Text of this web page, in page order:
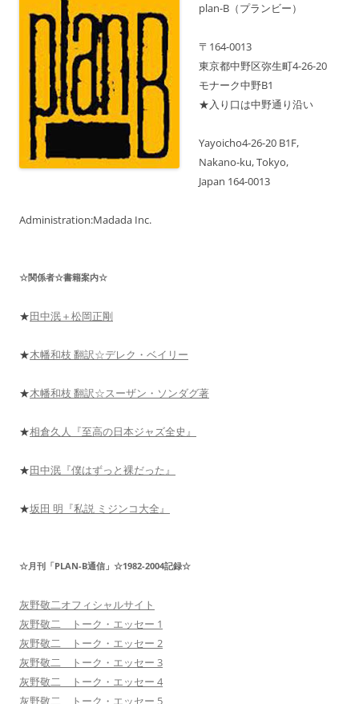
月
先
の
ュ
も
表
plan-B（プランビー）
〒164-0013
東京都中野区弥生町4-26-20
モナーク中野B1
★入り口は中野通り沿い
Yayoicho4-26-20 B1F,
Nakano-ku, Tokyo,
Japan 164-0013
Administration:Madada Inc.
☆関係者☆書籍案内☆
★田中泯＋松岡正剛
★木幡和枝 翻訳☆デレク・ベイリー
★木幡和枝 翻訳☆スーザン・ソンダグ著
★相倉久人『至高の日本ジャズ全史』
★田中泯『僕はずっと裸だった』
★坂田 明『私説 ミジンコ大全』
☆月刊「PLAN-B通信」☆1982-2004記録☆
灰野敬二オフィシャルサイト
灰野敬二 トーク・エッセー 1
灰野敬二 トーク・エッセー 2
灰野敬二 トーク・エッセー 3
灰野敬二 トーク・エッセー 4